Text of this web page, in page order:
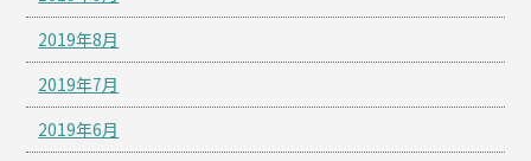
2019年8月
2019年7月
2019年6月